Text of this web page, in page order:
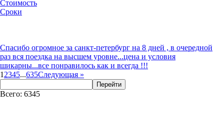
Стоимость
Сроки
Спасибо огромное за санкт-петербург на 8 дней , в очередной
раз вся поездка на высшем уровне...цена и условия
шикарны...все понравилось как и всегда !!!
1 2345...635Следующая »
Перейти
Всего: 6345